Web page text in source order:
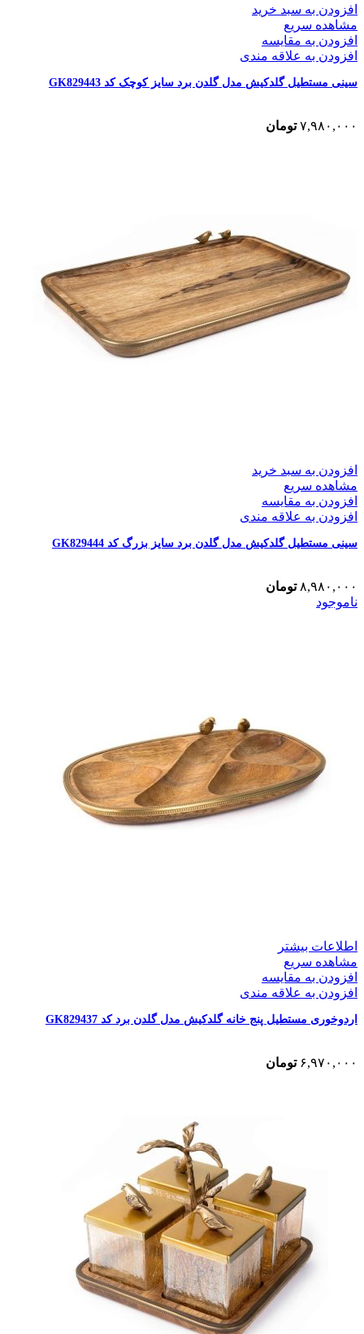
افزودن به سبد خرید
مشاهده سریع
افزودن به مقایسه
افزودن به علاقه مندی
سینی مستطیل گلدکیش مدل گلدن برد سایز کوچک کد GK829443
۷,۹۸۰,۰۰۰ تومان
افزودن به سبد خرید
مشاهده سریع
افزودن به مقایسه
افزودن به علاقه مندی
سینی مستطیل گلدکیش مدل گلدن برد سایز بزرگ کد GK829444
۸,۹۸۰,۰۰۰ تومان
ناموجود
اطلاعات بیشتر
مشاهده سریع
افزودن به مقایسه
افزودن به علاقه مندی
اردوخوری مستطیل پنج خانه گلدکیش مدل گلدن برد کد GK829437
۶,۹۷۰,۰۰۰ تومان